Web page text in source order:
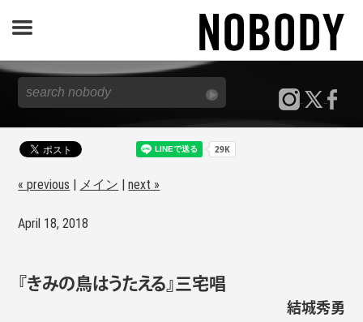
JOURNAL
SPECIAL
REPORT
NOBODY STORE
« previous メイン |next »
April 18, 2018
『きみの鳥はうたえる』三宅唱
結城秀勇